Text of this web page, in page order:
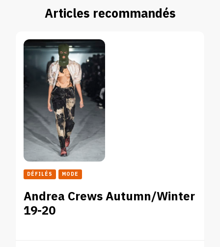
Articles recommandés
DÉFILÉS MODE
Andrea Crews Autumn/Winter
19-20